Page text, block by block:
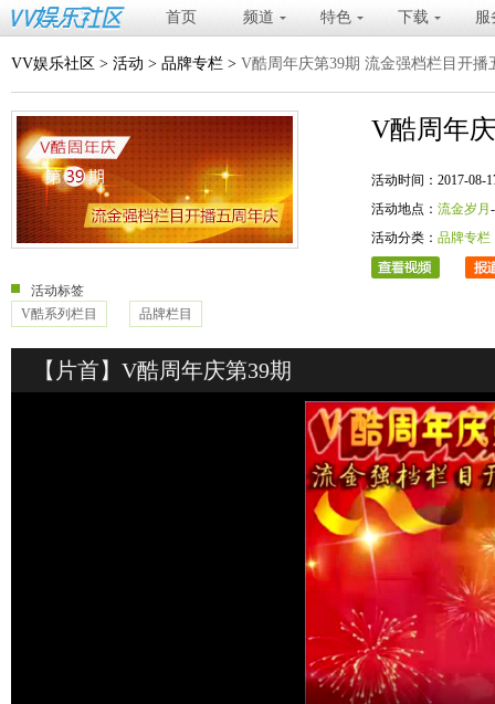
首页 频道 特色 下载 服
VV娱乐社区 > 活动 > 品牌专栏 > V酷周年庆第39期 流金强档栏目开播
V酷周年
活动时间：2017-08-
活动地点： 流金岁月
活动分类： 品牌专栏
活动标签
V酷系列栏目
品牌栏目
【片首】V酷周年庆第39期